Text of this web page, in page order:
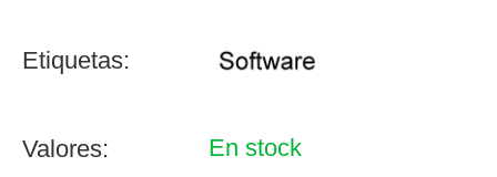
Etiquetas:
Valores: En stock